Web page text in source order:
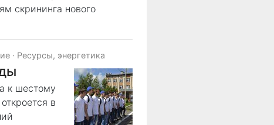
скрининга нового
· Ресурсы, энергетика
к шестому
в